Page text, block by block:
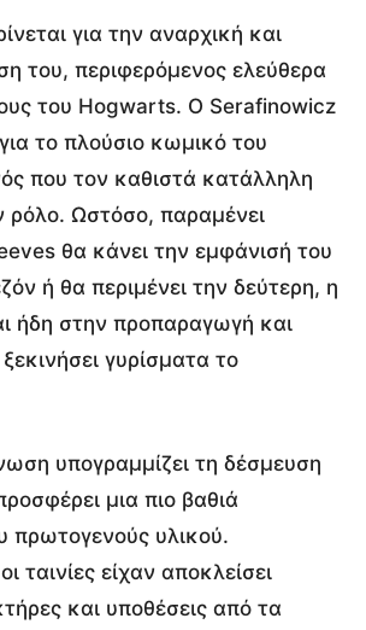
για την αναρχική και
του, περιφερόμενος ελεύθερα
του Hogwarts. Ο Serafinowicz
το πλούσιο κωμικό του
που τον καθιστά κατάλληλη
ρόλο. Ωστόσο, παραμένει
θα κάνει την εμφάνισή του
ή θα περιμένει την δεύτερη, η
ήδη στην προπαραγωγή και
γυρίσματα το
υπογραμμίζει τη δέσμευση
μια πιο βαθιά
πρωτογενούς υλικού.
ταινίες είχαν αποκλείσει
και υποθέσεις από τα